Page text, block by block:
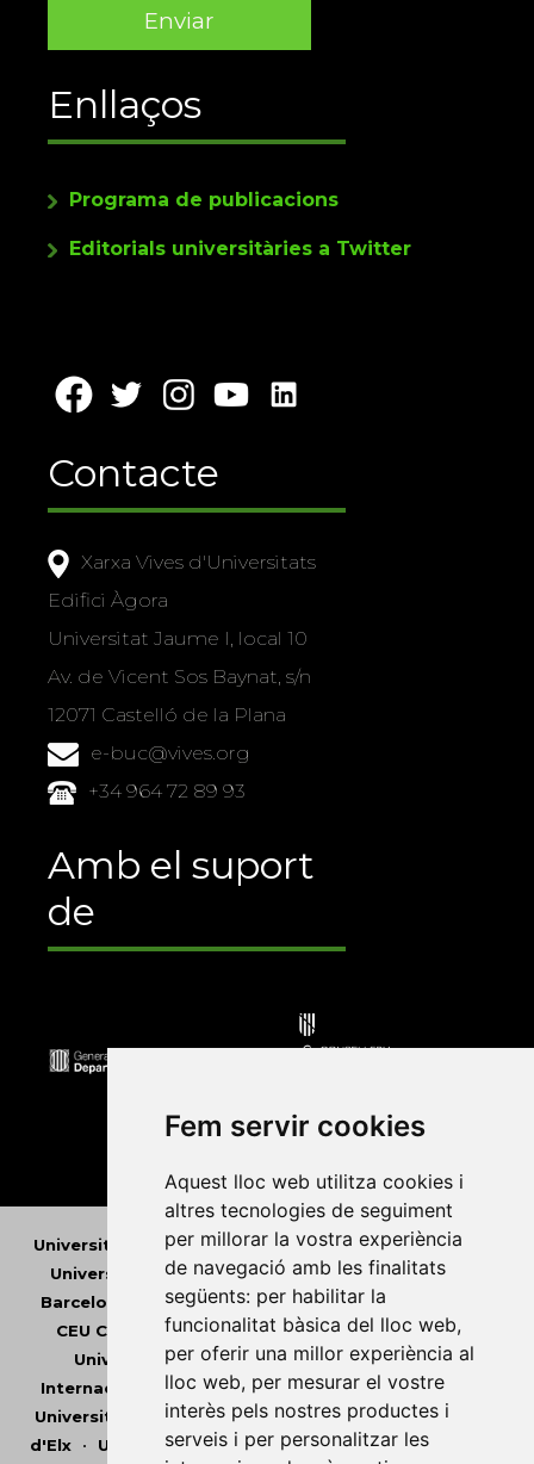
Fem servir cookies
Aquest lloc web utilitza cookies i
altres tecnologies de seguiment
per millorar la vostra experiència
de navegació amb les finalitats
següents: per habilitar la
funcionalitat bàsica del lloc web,
per oferir una millor experiència al
lloc web, per mesurar el vostre
interès pels nostres productes i
serveis i per personalitzar les
Enllaços
Programa de publicacions
Editorials universitàries a Twitter
Contacte
Xarxa Vives d'Universitats
Edifici Àgora
Universitat Jaume I, local 10
Av. de Vicent Sos Baynat, s/n
12071 Castelló de la Plana
e-buc@vives.org
+34 964 72 89 93
Amb el suport
de
Universitat Abat Oliba CEU • Universitat d'Alacant
Universitat d'Andorra•Universitat Autònoma de
Barcelona
Universitat de Barcelona •
CEU Cardenal Herrera•Universitat de Girona•
Universitat de les Illes Balears•Universitat
Internacional de Catalunya•Universitat Jaume I
Universitat de Lleida•Universitat Miguel Hernández
d'Elx• Universitat Oberta de Catalunya•Universitat